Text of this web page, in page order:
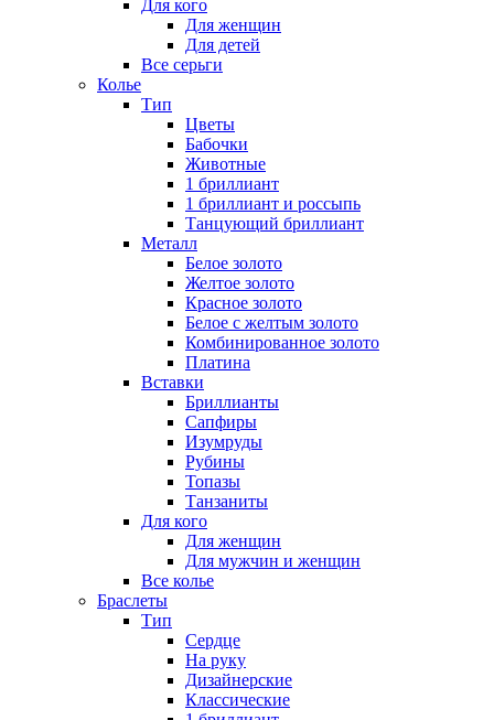
Для кого
Для женщин
Для детей
Все серьги
Колье
Тип
Цветы
Бабочки
Животные
1 бриллиант
1 бриллиант и россыпь
Танцующий бриллиант
Металл
Белое золото
Желтое золото
Красное золото
Белое с желтым золото
Комбинированное золото
Платина
Вставки
Бриллианты
Сапфиры
Изумруды
Рубины
Топазы
Танзаниты
Для кого
Для женщин
Для мужчин и женщин
Все колье
Браслеты
Тип
Сердце
На руку
Дизайнерские
Классические